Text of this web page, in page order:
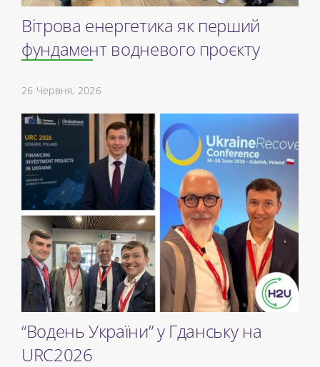
Вітрова енергетика як перший
фундамент водневого проєкту
26 Червня, 2026
“Водень України” у ​​Гданську на
URC2026